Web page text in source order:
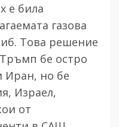
е била
газова
Това решение
бе остро
Иран, но бе
Израел,
от